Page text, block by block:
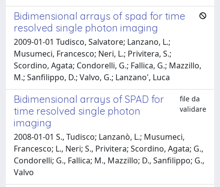
Bidimensional arrays of spad for time
resolved single photon imaging
2009-01-01 Tudisco, Salvatore; Lanzano, L.;
Musumeci, Francesco; Neri, L.; Privitera, S.;
Scordino, Agata; Condorelli, G.; Fallica, G.; Mazzillo,
M.; Sanfilippo, D.; Valvo, G.; Lanzano', Luca
Bidimensional arrays of SPAD for
time resolved single photon
imaging
file da
validare
2008-01-01 S., Tudisco; Lanzanò, L.; Musumeci,
Francesco; L., Neri; S., Privitera; Scordino, Agata; G.,
Condorelli; G., Fallica; M., Mazzillo; D., Sanfilippo; G.,
Valvo